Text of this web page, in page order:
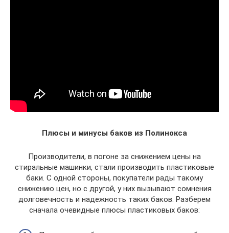
Плюсы и минусы баков из Полинокса
Производители, в погоне за снижением цены на
стиральные машинки, стали производить пластиковые
баки. С одной стороны, покупатели рады такому
снижению цен, но с другой, у них вызывают сомнения
долговечность и надежность таких баков. Разберем
сначала очевидные плюсы пластиковых баков: